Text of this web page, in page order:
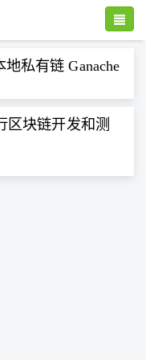
私有链 Ganache
区块链开发和测
Toggle